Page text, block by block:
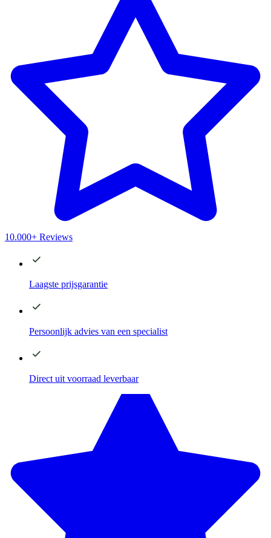
10.000+ Reviews
Laagste prijsgarantie
Persoonlijk advies van een specialist
Direct uit voorraad leverbaar